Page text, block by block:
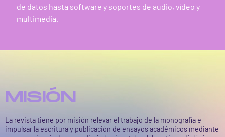
de datos hasta software y soportes de audio, vídeo y
multimedia.
MISIÓN
La revista tiene por misión relevar el trabajo de la monografía e
impulsar la escritura y publicación de ensayos académicos mediante